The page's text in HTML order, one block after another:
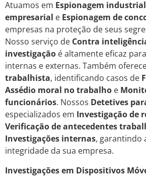
Atuamos em Espionagem industrial
empresarial e Espionagem de
empresas na proteção de seus
Nosso serviço de Contra
investigação é altamente eficaz
internas e externas. Também
trabalhista, identificando casos de
Assédio moral no trabalho e
funcionários. Nossos Detetives
especializados em Investigação de
Verificação de antecedentes
Investigações internas, garantindo
integridade da sua empresa.
Investigações em Dispositivos